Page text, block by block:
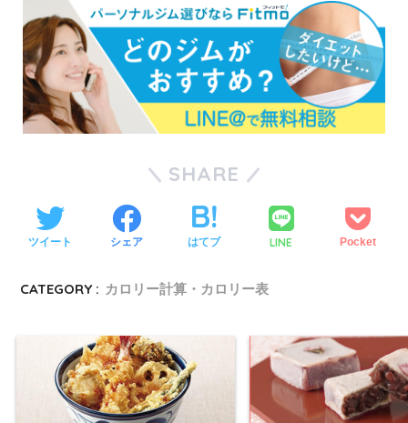
SHARE
ツイート シェア はてブ LINE Pocket
CATEGORY : カロリー計算・カロリー表